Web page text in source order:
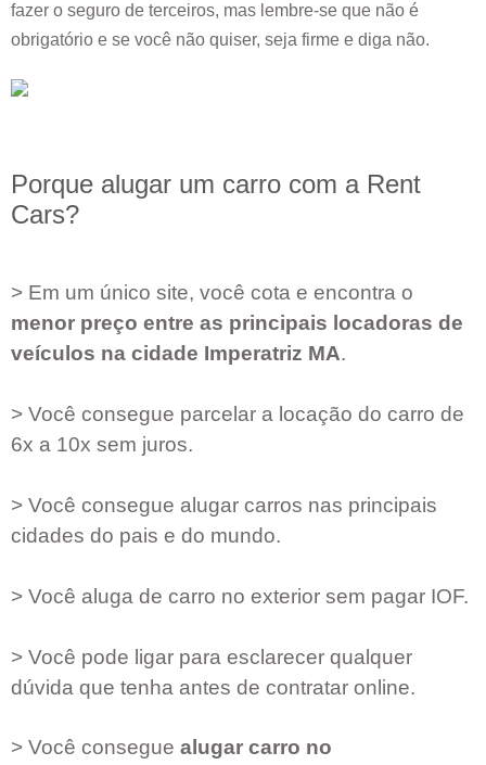
fazer o seguro de terceiros, mas lembre-se que não é
obrigatório e se você não quiser, seja firme e diga não.
Porque alugar um carro com a Rent
Cars?
> Em um único site, você cota e encontra o
menor preço entre as principais locadoras de
veículos na cidade Imperatriz MA.
> Você consegue parcelar a locação do carro de
6x a 10x sem juros.
> Você consegue alugar carros nas principais
cidades do pais e do mundo.
> Você aluga de carro no exterior sem pagar IOF.
> Você pode ligar para esclarecer qualquer
dúvida que tenha antes de contratar online.
> Você consegue alugar carro no